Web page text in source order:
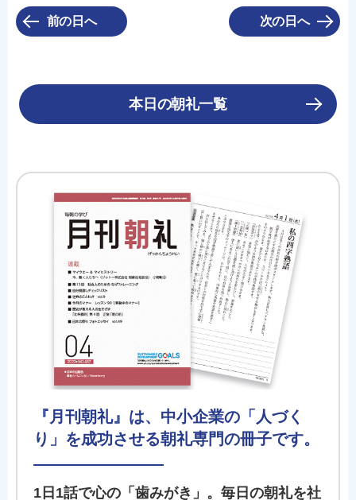
前の日へ 次の日へ
本日の朝礼一覧
『月刊朝礼』は、中小企業の「人づく
り」を成功させる朝礼専門の冊子です。
1日1話で心の「歯みがき」。毎日の朝礼を社